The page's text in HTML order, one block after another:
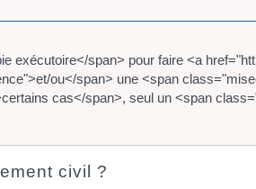
exécutoire</span> pour faire <a
ou</span> une <span
cas</span>, seul un <span
civil ?